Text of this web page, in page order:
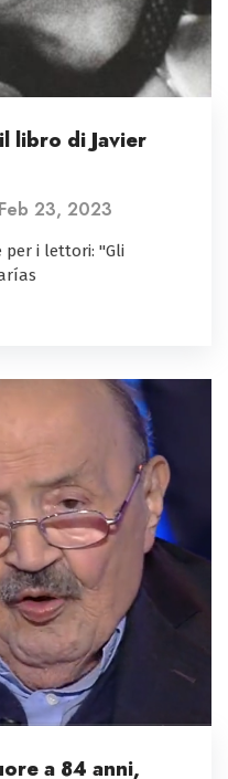
libro di Javier
Feb 23, 2023
per i lettori: "Gli
a 84 anni,